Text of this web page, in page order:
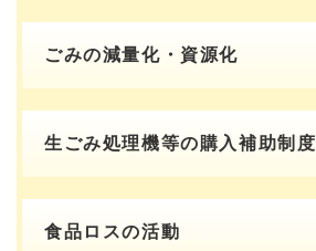
ごみの減量化・資源化
生ごみ処理機等の購入補助制度
食品ロスの活動